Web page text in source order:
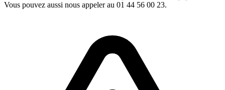
Vous pouvez aussi nous appeler au 01 44 56 00 23.